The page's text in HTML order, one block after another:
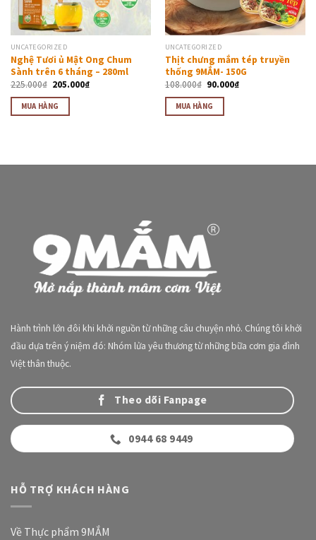
UNCATEGORIZED
Nghệ Tươi ủ Mật Ong Chum
Sành trên 6 tháng – 280ml
225.000₫ 205.000₫
MUA HÀNG
UNCATEGORIZED
Thịt chưng mắm tép truyền
thống 9MẮM- 150G
108.000₫ 90.000₫
MUA HÀNG
Hành trình lớn đôi khi khởi nguồn từ những câu chuyện nhỏ. Chúng tôi khởi
đầu dựa trên ý niệm đó: Nhóm lửa yêu thương từ những bữa cơm gia đình
Việt thân thuộc.
Theo dõi Fanpage
0944 68 9449
HỖ TRỢ KHÁCH HÀNG
Về Thực phẩm 9MẮM